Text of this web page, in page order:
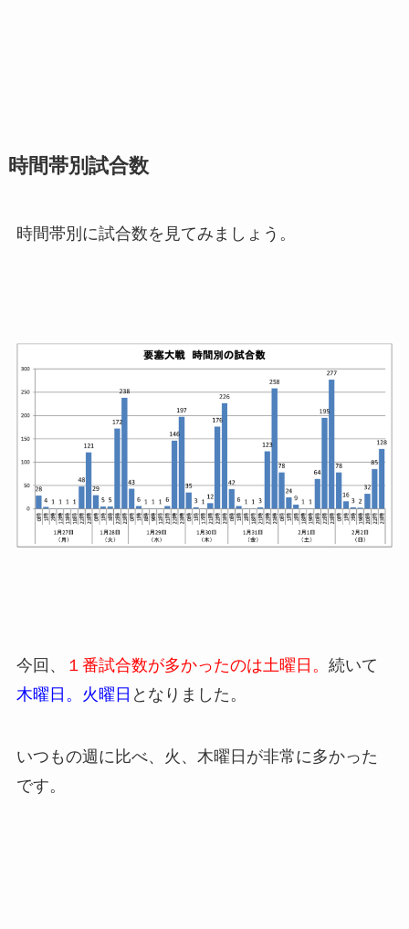
時間帯別試合数
時間帯別に試合数を見てみましょう。
今回、 １番試合数が多かったのは土曜日。 続いて
木曜日。火曜日 となりました。
いつもの週に比べ、火、木曜日が非常に多かった
です。